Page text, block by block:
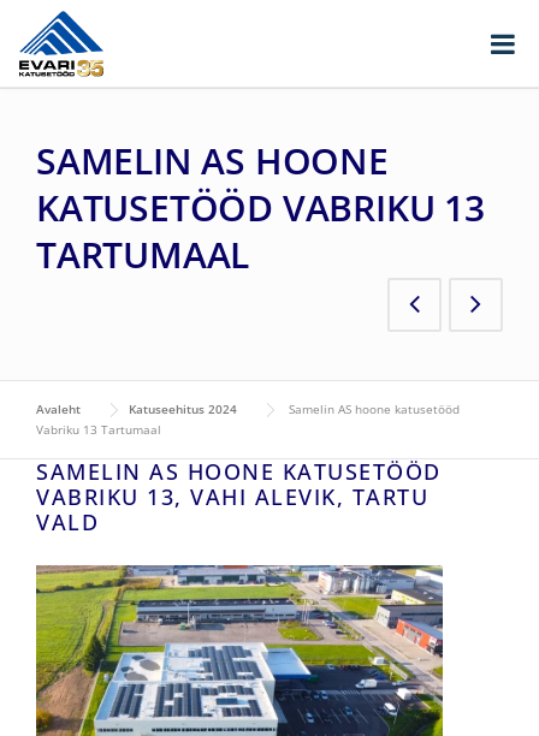
Skip to content
SAMELIN AS HOONE
KATUSETÖÖD VABRIKU 13
TARTUMAAL
Avaleht Katuseehitus 2024
Samelin AS hoone katusetööd
Vabriku 13 Tartumaal
SAMELIN AS HOONE KATUSETÖÖD
VABRIKU 13, VAHI ALEVIK, TARTU
VALD